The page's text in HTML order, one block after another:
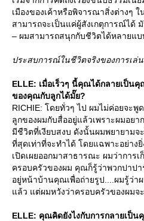
เมืองของเค้าหรือพิจารณาสิ่งต่างๆ
สามารถจะเป็นแค่ผู้สังเกตุการณ์ได้
– ผมสามารถสนุกกับชีวิตได้หลายแ
ประสบการณ์ในชีวิตจริงของการเล่
ELLE: เมื่อเร็วๆ นี้คุณได้กลายเป็น
ของคุณกับลูกได้มั๊ย?
RICHIE: โดยทั่วๆ ไป ผมไม่ค่อยจะพู
ลูกของผมกับสื่ออยู่แล้วเพราะผมอยา
มีชืวิตที่เงียบสงบ ดังนั้นผมพยายามจ
ที่สุดเท่าที่จะทำได้ โดยแฉพาะอย่าง
เปิดเผยออกมาสาธารณะ ผมว่าการ
ครอบครัวของผม คุณก็รู้ว่าพวกปาป
อยู่หน้าบ้านคุณเพื่อถ่ายรูป....ผมรู้ว่า
ล้ว แต่ผมหวังว่าครอบครัวของผมจ
ELLE: คุณคิดยังไงกับการกลายเป็